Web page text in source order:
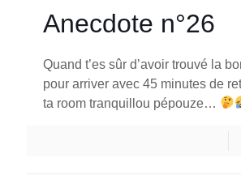
Anecdote n°26
Quand t’es sûr d’avoir trouvé la
pour arriver avec 45 minutes de
ta room tranquillou pépouze…